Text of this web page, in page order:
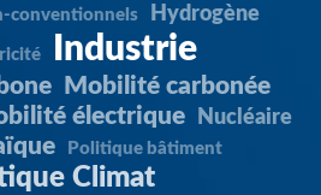
conventionnels
Hydrogène
Industrie
Mobilité carbonée
électrique Nucléaire
Politique bâtiment
Climat